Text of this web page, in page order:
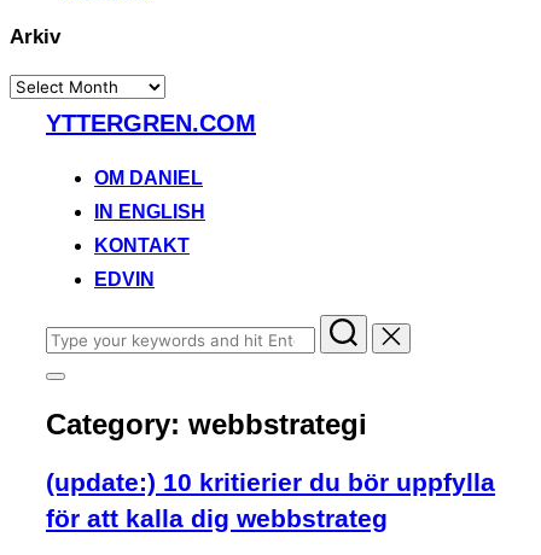
Arkiv
Arkiv
YTTERGREN.COM
OM DANIEL
IN ENGLISH
KONTAKT
EDVIN
Search
for:
Toggle
&
navigation
Category: webbstrategi
(update:) 10 kritierier du bör uppfylla
för att kalla dig webbstrateg